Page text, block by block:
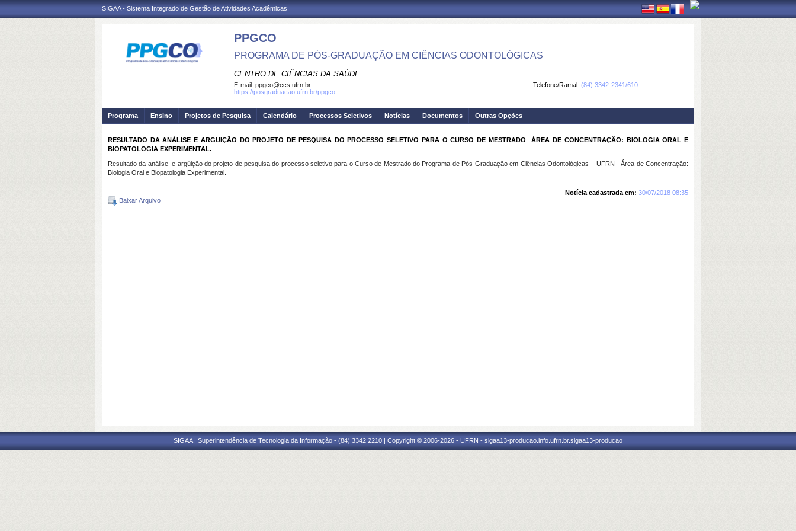
SIGAA - Sistema Integrado de Gestão de Atividades Acadêmicas
PPGCO
PROGRAMA DE PÓS-GRADUAÇÃO EM CIÊNCIAS ODONTOLÓGICAS
CENTRO DE CIÊNCIAS DA SAÚDE
Telefone/Ramal: (84) 3342-2341/610
E-mail: ppgco@ccs.ufrn.br
https://posgraduacao.ufrn.br/ppgco
Programa Ensino Projetos de Pesquisa Calendário Processos Seletivos Notícias Documentos Outras Opções
RESULTADO DA ANÁLISE E ARGUIÇÃO DO PROJETO DE PESQUISA DO PROCESSO SELETIVO PARA O CURSO DE MESTRADO  ÁREA DE CONCENTRAÇÃO: BIOLOGIA ORAL E
BIOPATOLOGIA EXPERIMENTAL.
Resultado da análise e argüição do projeto de pesquisa do processo seletivo para o Curso de Mestrado do Programa de Pós-Graduação em Ciências Odontológicas – UFRN - Área de Concentração:
Biologia Oral e Biopatologia Experimental.
Notícia cadastrada em: 30/07/2018 08:35
Baixar Arquivo
SIGAA | Superintendência de Tecnologia da Informação - (84) 3342 2210 | Copyright © 2006-2026 - UFRN - sigaa13-producao.info.ufrn.br.sigaa13-producao